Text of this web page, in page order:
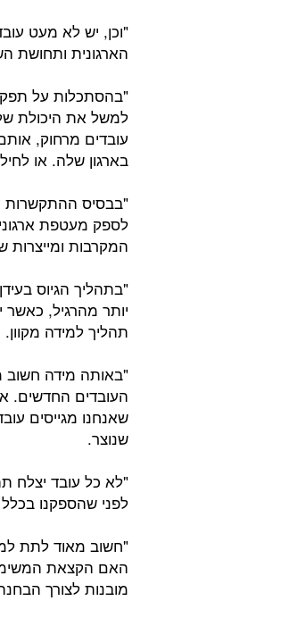
"וכן, יש לא מעט
הארגונית ותחושת
"בהסתכלות על
למשל את היכולת
עובדים מרחוק,
בארגון שלה. או
"בבסיס ההתקשרות
לספק מעטפת
המקרבות
"בתהליך הגיוס
יותר מהרגיל,
תהליך למידה מקוון.
"באותה מידה חשוב
העובדים החדשים.
שאנחנו מגייסים
שנוצר.
"לא כל עובד יצלח
לפני שהספקנו
"חשוב מאוד לתת
מובנות לצורך